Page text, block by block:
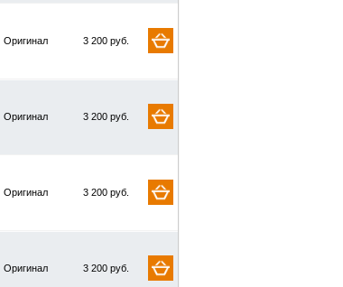
Оригинал 3 200 руб.
Оригинал 3 200 руб.
Оригинал 3 200 руб.
Оригинал 3 200 руб.